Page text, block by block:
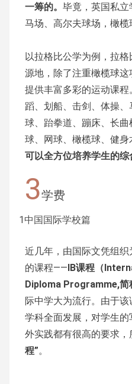
一筹的。 毕竟，英国私
马场、高尔夫球场，橄榄
以拉格比公学为例，拉
源地，除了注重橄榄球
提供丰富多彩的运动课
蹈、划船、击剑、体操
球、跆拳道、蹦床、长
球、网球、橄榄球、健身
可以全方位培养学生的综
3学费
1中国国际学校篇
近几年，由国际文凭组
的课程——IB课程（
Diploma Programme,简
际中学大为流行。由于
学科全面发展，对学生
外实践都有很高的要求，
程”。